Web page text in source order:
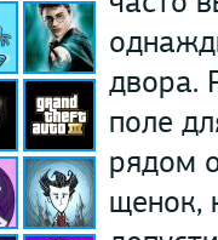
двора.
поле
рядом
щенок,